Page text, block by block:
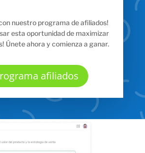
nuestro programa de afiliados!
esta oportunidad de maximizar
Únete ahora y comienza a ganar.
afiliados